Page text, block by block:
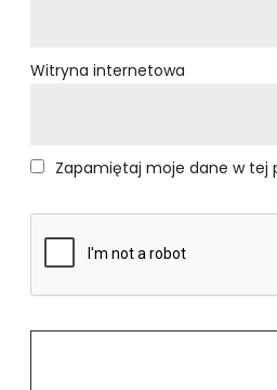
Witryna internetowa
Zapamiętaj moje dane w tej